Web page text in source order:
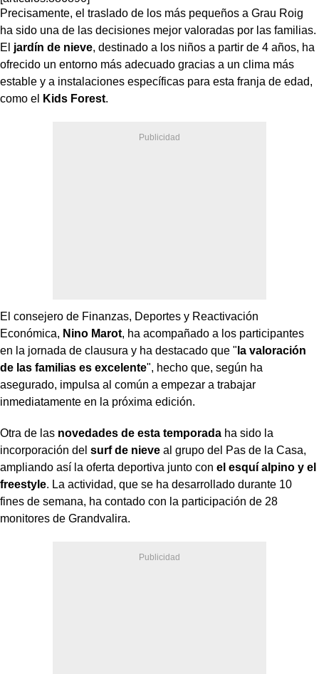
Precisamente, el traslado de los más pequeños a Grau Roig
ha sido una de las decisiones mejor valoradas por las familias.
El jardín de nieve, destinado a los niños a partir de 4 años, ha
ofrecido un entorno más adecuado gracias a un clima más
estable y a instalaciones específicas para esta franja de edad,
como el
Kids Forest.
El consejero de Finanzas, Deportes y Reactivación
Económica, Nino Marot, ha acompañado a los participantes
en la jornada de clausura y ha destacado que " la valoración
de las familias es excelente", hecho que, según ha
asegurado, impulsa al común a empezar a trabajar
inmediatamente en la próxima edición.
Otra de las novedades de esta temporada ha sido la
incorporación del surf de nieve al grupo del Pas de la Casa,
ampliando así la oferta deportiva junto con el esquí alpino y el
freestyle. La actividad, que se ha desarrollado durante 10
fines de semana, ha contado con la participación de 28
monitores de Grandvalira.